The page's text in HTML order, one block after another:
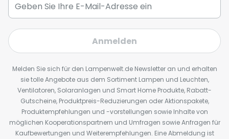
Anmelden
Melden Sie sich für den Lampenwelt.de Newsletter an und erhalten
sie tolle Angebote aus dem Sortiment Lampen und Leuchten,
Ventilatoren, Solaranlagen und Smart Home Produkte, Rabatt-
Gutscheine, Produktpreis-Reduzierungen oder Aktionspakete,
Produktempfehlungen und -vorstellungen sowie Inhalte von
möglichen Kooperationspartnern und Umfragen sowie Anfragen für
Kaufbewertungen und Weiterempfehlungen. Eine Abmeldung ist